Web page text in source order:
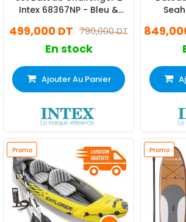
Intex 68367NP - Bleu &
790,000 DT
499,000 DT
En stock
Ajouter Au Panier
Promo Promo